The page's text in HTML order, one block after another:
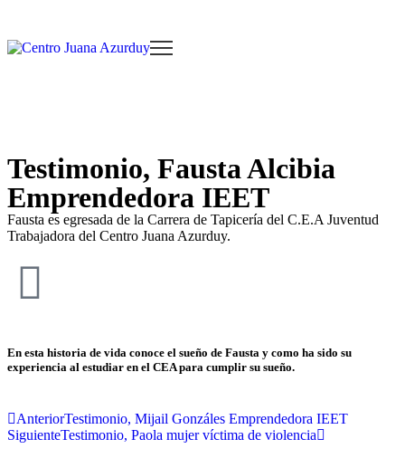
Testimonio, Fausta Alcibia
Emprendedora IEET
Fausta es egresada de la Carrera de Tapicería del C.E.A Juventud
Trabajadora del Centro Juana Azurduy.
En esta historia de vida conoce el sueño de Fausta y como ha sido su
experiencia al estudiar en el CEA para cumplir su sueño.
AnteriorTestimonio, Mijail Gonzáles Emprendedora IEET
SiguienteTestimonio, Paola mujer víctima de violencia